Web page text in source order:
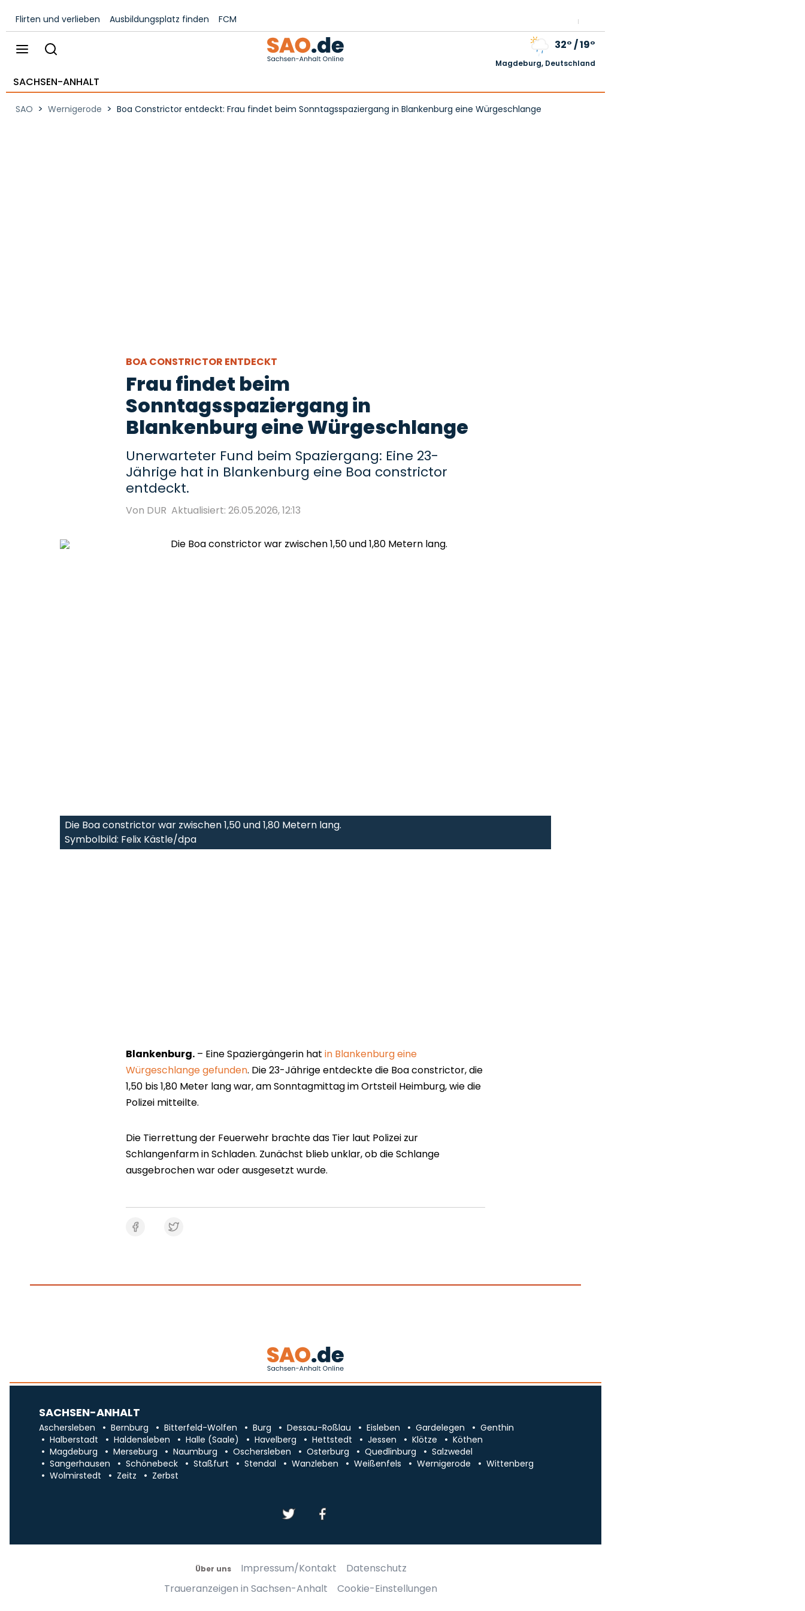
Flirten und verlieben Ausbildungsplatz finden FCM
32°/19°
Magdeburg, Deutschland
SACHSEN-ANHALT
SAO > Wernigerode > Boa Constrictor entdeckt: Frau findet beim Sonntagsspaziergang in Blankenburg eine Würgeschlange
BOA CONSTRICTOR ENTDECKT
Frau findet beim
Sonntagsspaziergang in
Blankenburg eine Würgeschlange
Unerwarteter Fund beim Spaziergang: Eine 23-
Jährige hat in Blankenburg eine Boa constrictor
entdeckt.
Von DUR Aktualisiert: 26.05.2026, 12:13
Die Boa constrictor war zwischen 1,50 und 1,80 Metern lang.
Symbolbild: Felix Kästle/dpa
Blankenburg. – Eine Spaziergängerin hat in Blankenburg eine
Würgeschlange gefunden. Die 23-Jährige entdeckte die Boa constrictor, die
1,50 bis 1,80 Meter lang war, am Sonntagmittag im Ortsteil Heimburg, wie die
Polizei mitteilte.
Die Tierrettung der Feuerwehr brachte das Tier laut Polizei zur
Schlangenfarm in Schladen. Zunächst blieb unklar, ob die Schlange
ausgebrochen war oder ausgesetzt wurde.
SACHSEN-ANHALT
Aschersleben Bernburg Bitterfeld-Wolfen Burg Dessau-Roßlau Eisleben Gardelegen
Genthin
Halberstadt
Haldensleben Halle (Saale) Havelberg Hettstedt Jessen Klötze
Köthen
Magdeburg
Merseburg Naumburg Oschersleben Osterburg Quedlinburg
Salzwedel
Sangerhausen
Schönebeck Staßfurt Stendal Wanzleben Weißenfels Wernigerode
Wittenberg
Wolmirstedt
Zeitz Zerbst
Über uns Impressum/Kontakt
Datenschutz
Traueranzeigen in Sachsen-Anhalt
Cookie-Einstellungen